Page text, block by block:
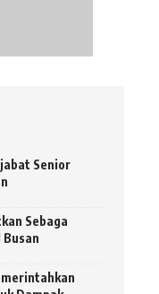
Senior
Sebaga